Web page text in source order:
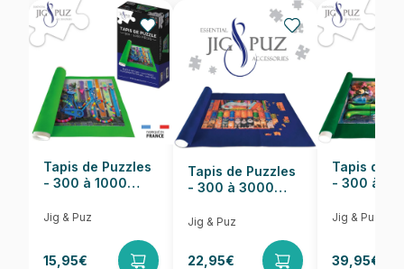
EAN
Nombre de pièces 54 pièces
Dimensions 20 x 13 cm
Tapis de Puzzles
- 300 à 1000
Jig & Puz
15,95€
Tapis de Puzzles
- 300 à 3000
Jig & Puz
22,95€
Tapis de
- 300 à
Jig & Puz
39,95€